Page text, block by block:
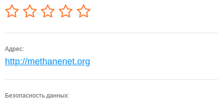
Адрес:
http://methanenet.org
Безопасность данных: